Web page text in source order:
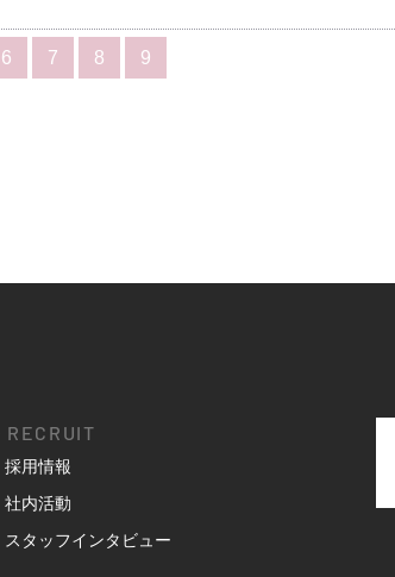
6 7 8 9
RECRUIT
採用情報
社内活動
スタッフインタビュー